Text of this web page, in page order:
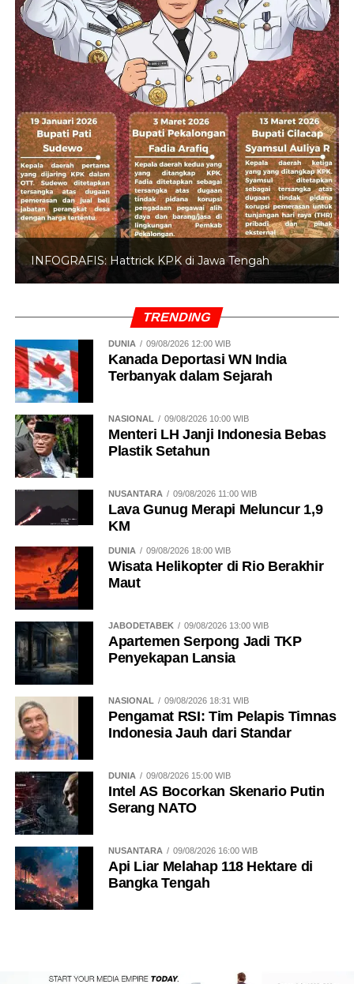
INFOGRAFIS: Hattrick KPK di Jawa Tengah
TRENDING
DUNIA 09/08/2026 12:00 WIB
Kanada Deportasi WN India
Terbanyak dalam Sejarah
NASIONAL 09/08/2026 10:00 WIB
Menteri LH Janji Indonesia Bebas
Plastik Setahun
NUSANTARA 09/08/2026 11:00 WIB
Lava Gunug Merapi Meluncur 1,9
KM
DUNIA 09/08/2026 18:00 WIB
Wisata Helikopter di Rio Berakhir
Maut
JABODETABEK 09/08/2026 13:00 WIB
Apartemen Serpong Jadi TKP
Penyekapan Lansia
NASIONAL 09/08/2026 18:31 WIB
Pengamat RSI: Tim Pelapis Timnas
Indonesia Jauh dari Standar
DUNIA 09/08/2026 15:00 WIB
Intel AS Bocorkan Skenario Putin
Serang NATO
NUSANTARA 09/08/2026 16:00 WIB
Api Liar Melahap 118 Hektare di
Bangka Tengah